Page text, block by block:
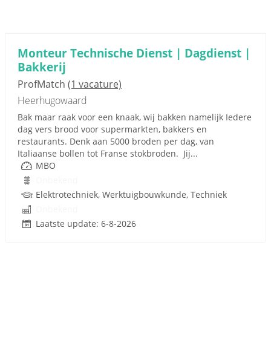
Monteur Technische Dienst | Dagdienst |
Bakkerij
ProfMatch (1 vacature)
Heerhugowaard
Bak maar raak voor een knaak, wij bakken namelijk Iedere
dag vers brood voor supermarkten, bakkers en
restaurants. Denk aan 5000 broden per dag, van
Italiaanse bollen tot Franse stokbroden. Jij...
MBO
Elektrotechniek, Werktuigbouwkunde, Techniek
Laatste update: 6-8-2026